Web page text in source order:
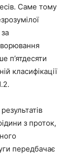
Саме тому
п’ятдесяти
класифікації
з проток,
передбачає